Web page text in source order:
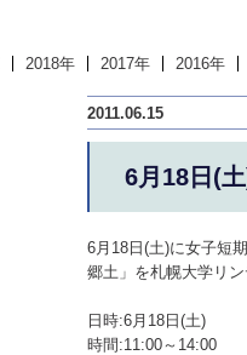
2018年 2017年 2016年
2011.06.15
6月18日(
6月18日(土)に女子短
郷土」を札幌大学リ
日時:6月18日(土)
時間:11:00～14:00